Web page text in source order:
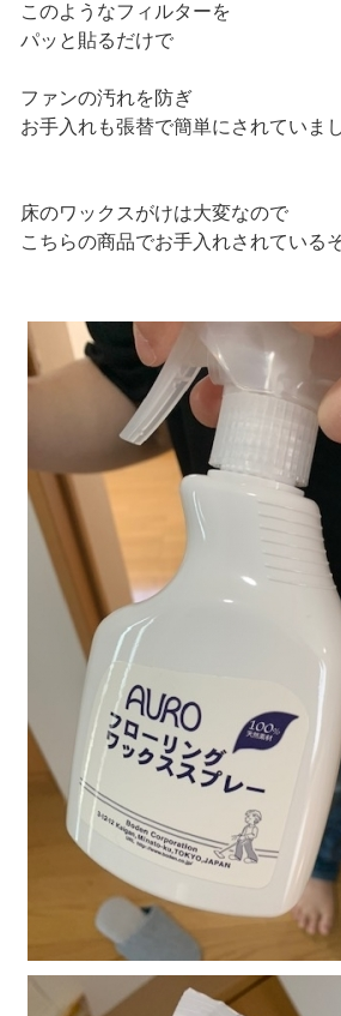
このようなフィルターを
パッと貼るだけで
ファンの汚れを防ぎ
お手入れも張替で簡単にされていま
床のワックスがけは大変なので
こちらの商品でお手入れされている